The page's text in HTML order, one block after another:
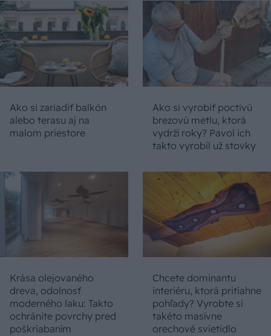
Ako si zariadiť balkón
alebo terasu aj na
malom priestore
Ako si vyrobiť poctivú
brezovú metlu, ktorá
vydrží roky? Pavol ich
takto vyrobil už stovky
Krása olejovaného
dreva, odolnosť
moderného laku: Takto
ochránite povrchy pred
poškriabaním
Chcete dominantu
interiéru, ktorá pritiahne
pohľady? Vyrobte si
takéto masívne
orechové svietidlo